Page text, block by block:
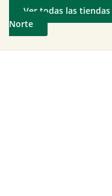
Ver todas las
Norte